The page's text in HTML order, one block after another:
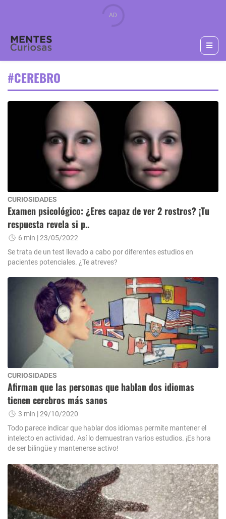
#CEREBRO
CURIOSIDADES
Examen psicológico: ¿Eres capaz de ver 2 rostros? ¡Tu
respuesta revela si p..
6 min | 23/05/2022
Se trata de un test llevado a cabo por diferentes estudios en
pacientes potenciales. ¿Te atreves?
CURIOSIDADES
Afirman que las personas que hablan dos idiomas
tienen cerebros más sanos
3 min | 29/10/2020
Todo parece indicar que hablar dos idiomas permite mantener el
intelecto en actividad. Así lo demuestran varios estudios. ¡Es hora
de ser bilingüe y mantenerse activo!